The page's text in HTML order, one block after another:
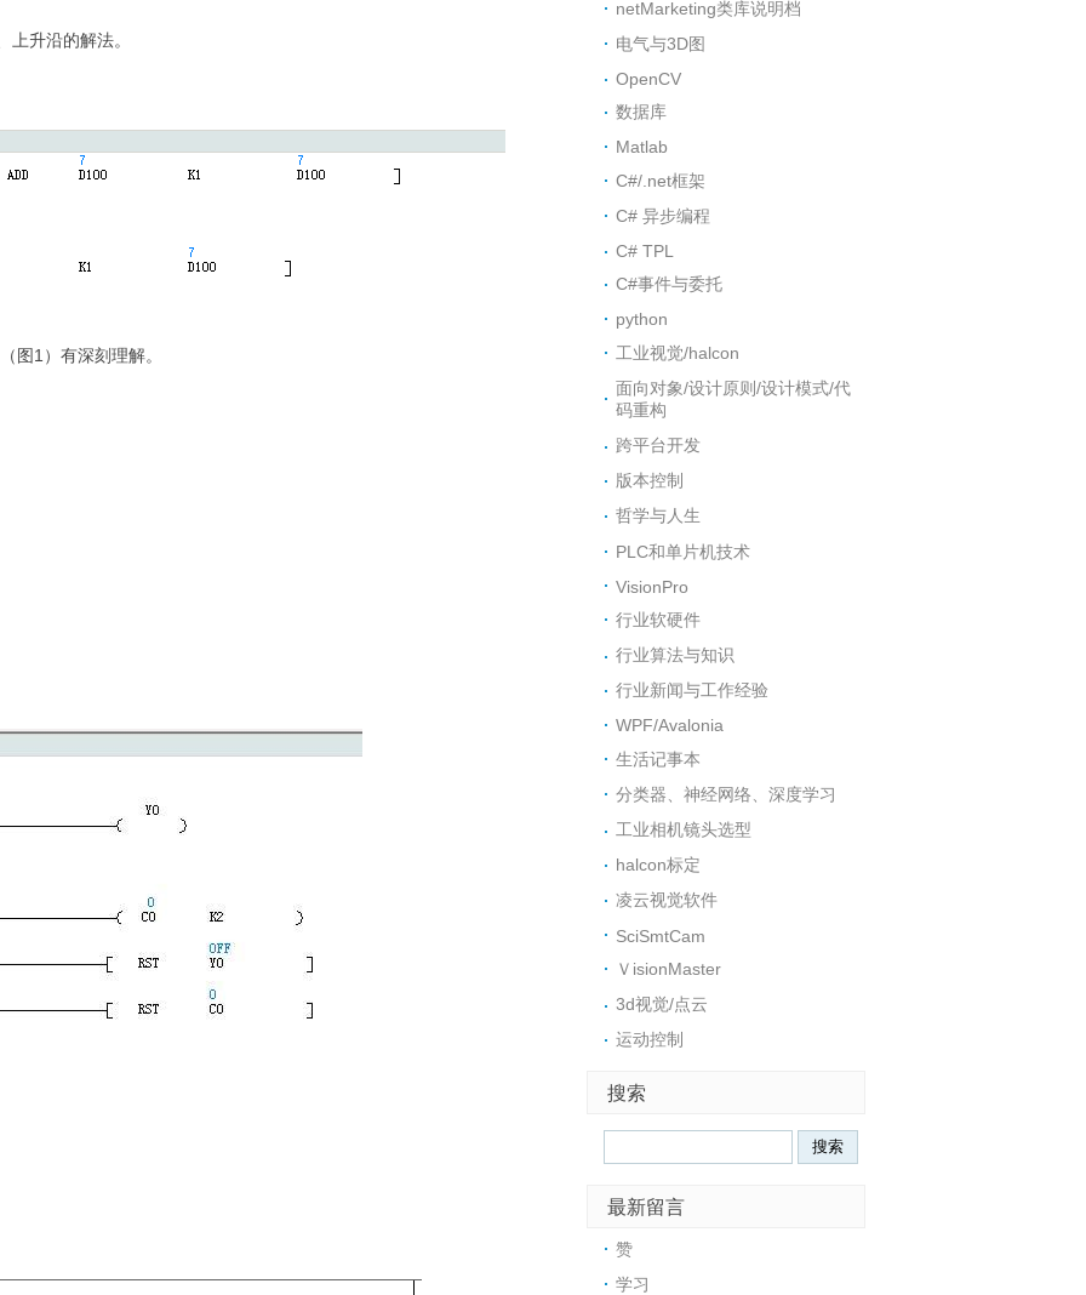
上升沿的解法。
图1）有深刻理解。
netMarketing类库说明档
电气与3D图
OpenCV
数据库
Matlab
C#/.net框架
C# 异步编程
C# TPL
C#事件与委托
python
工业视觉/halcon
面向对象/设计原则/设计模式/代
码重构
跨平台开发
版本控制
哲学与人生
PLC和单片机技术
VisionPro
行业软硬件
行业算法与知识
行业新闻与工作经验
WPF/Avalonia
生活记事本
分类器、神经网络、深度学习
工业相机镜头选型
halcon标定
凌云视觉软件
SciSmtCam
ＶisionMaster
3d视觉/点云
运动控制
搜索
最新留言
赞
学习